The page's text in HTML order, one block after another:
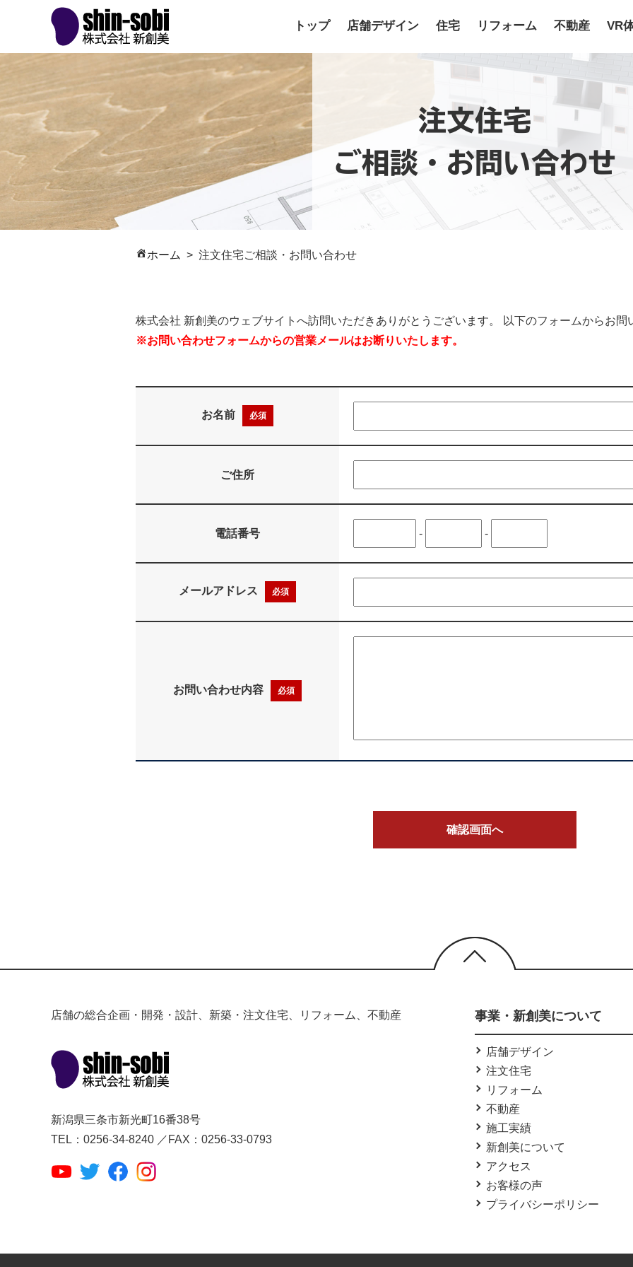
トップ 店舗デザイン 住宅 リフォーム 不動産 VR
注文住宅
ご相談・お問い合わせ
ホーム 注文住宅ご相談・お問い合わせ
株式会社 新創美のウェブサイトへ訪問いただきありがとうございます。 以下のフォームからお問
※お問い合わせフォームからの営業メールはお断りいたします。
お名前 必須
ご住所
電話番号 - -
メールアドレス 必須
お問い合わせ内容 必須
事業・新創美について
店舗デザイン
注文住宅
リフォーム
不動産
施工実績
新創美について
アクセス
お客様の声
プライバシーポリシー
店舗の総合企画・開発・設計、新築・注文住宅、リフォーム、不動産
新潟県三条市新光町16番38号
TEL：0256-34-8240 ／FAX：0256-33-0793